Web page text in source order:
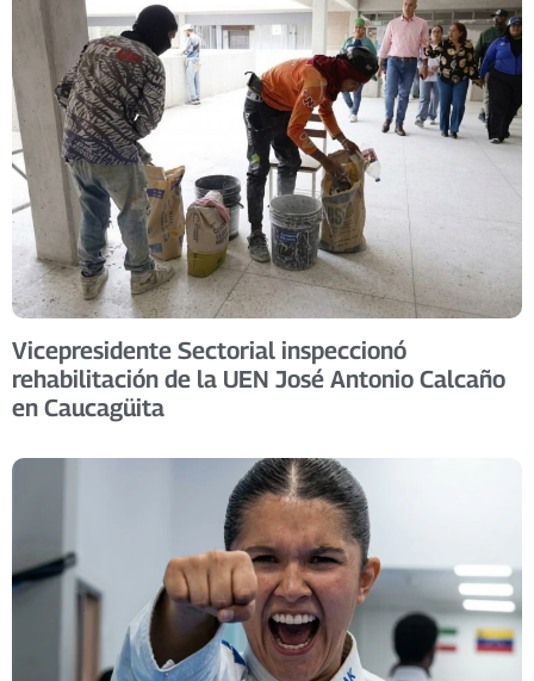
Vicepresidente Sectorial inspeccionó
rehabilitación de la UEN José Antonio Calcaño
en Caucagüita